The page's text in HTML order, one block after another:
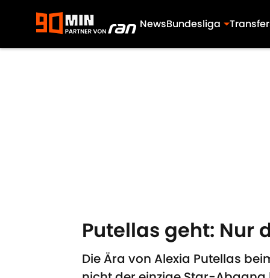
NewsBundesliga
Putellas geht: Nur
Die Ära von Alexia Putellas